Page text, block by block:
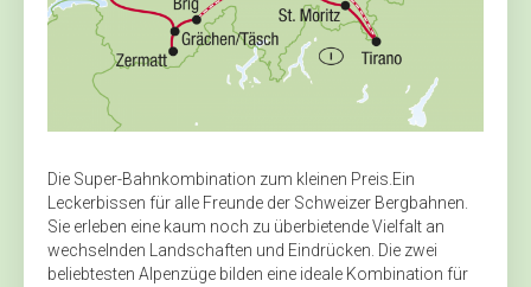
Die Super-Bahnkombination zum kleinen Preis.Ein
Leckerbissen für alle Freunde der Schweizer Bergbahnen.
Sie erleben eine kaum noch zu überbietende Vielfalt an
wechselnden Landschaften und Eindrücken. Die zwei
beliebtesten Alpenzüge bilden eine ideale Kombination für